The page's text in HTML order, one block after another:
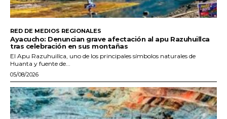
RED DE MEDIOS REGIONALES
Ayacucho: Denuncian grave afectación al apu Razuhuillca
tras celebración en sus montañas
El Apu Razuhuillca, uno de los principales símbolos naturales de
Huanta y fuente de...
05/08/2026